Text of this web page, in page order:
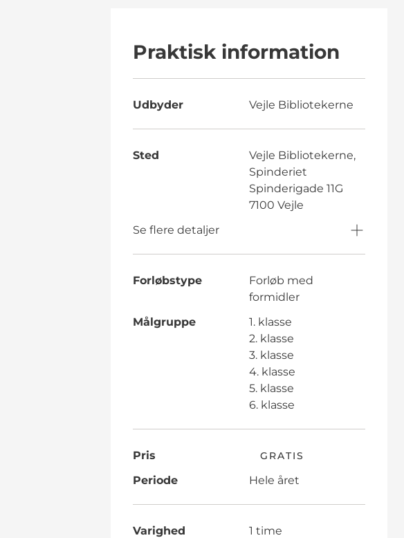
Praktisk information
Udbyder Vejle Bibliotekerne
Sted
Vejle Bibliotekerne,
Spinderiet
Spinderigade 11G
7100 Vejle
Se flere detaljer
Forløbstype
Forløb med
formidler
Målgruppe
1. klasse
2. klasse
3. klasse
4. klasse
5. klasse
6. klasse
Pris GRATIS
Periode Hele året
Varighed
1 time